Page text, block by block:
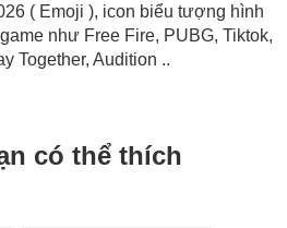
( Emoji ), icon biểu tượng hình
như Free Fire, PUBG, Tiktok,
Together, Audition ..
có thể thích